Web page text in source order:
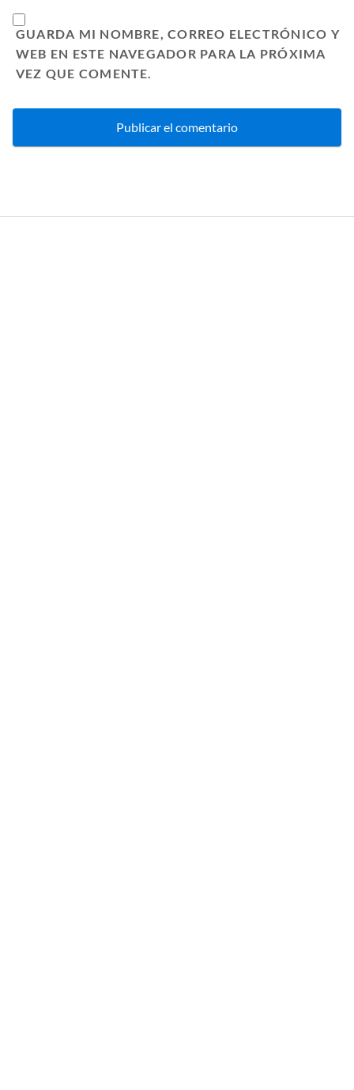
GUARDA MI NOMBRE, CORREO ELECTRÓNICO Y
WEB EN ESTE NAVEGADOR PARA LA PRÓXIMA
VEZ QUE COMENTE.